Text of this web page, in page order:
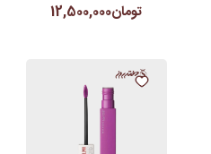
تومان12,500,000